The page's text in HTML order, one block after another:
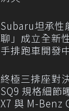
Subaru坦承性
聊」成立全新
手排跑車開發
終極三排座對
SQ9 規格細節
X7 與 M-Benz